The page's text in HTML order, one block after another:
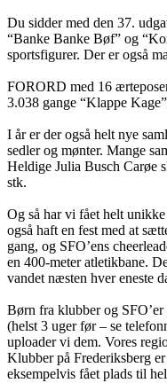
Du sidder med den 37.
“Banke Banke Bøf” og
sportsfigurer. Der er også
FORORD med 16
3.038 gange “Klappe
I år er der også helt nye
sedler og mønter. Mange
Heldige Julia Busch Carøe
stk.
Og så har vi fået helt
også haft en fest med at
gang, og SFO’ens
en 400-meter atletikbane.
vandet næsten hver eneste
Børn fra klubber og
(helst 3 uger før – se
uploader vi dem. Vores
Klubber på Frederiksberg
eksempelvis fået plads til